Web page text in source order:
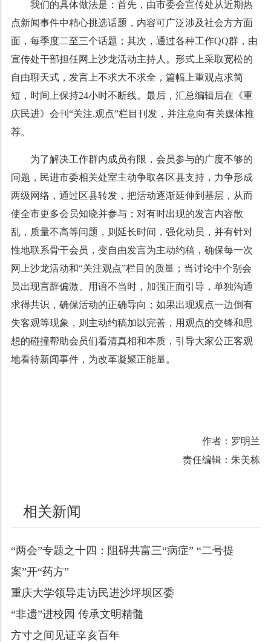
我们的具体做法是：首先，由市委会宣传处从近期热
点新闻事件中精心挑选话题，内容可广泛涉及社会方方面
面，每季度二至三个话题；其次，通过各种工作QQ群，由
宣传处干部担任网上沙龙活动主持人。形式上采取宽松的
自由聊天式，发言上不求大不求全，篇幅上重观点求简
短，时间上保持24小时不断线。最后，汇总编辑后在《重
庆民进》会刊“关注.观点”栏目刊发，并注意向有关媒体推
荐。
为了解决工作群内成员有限，会员参与的广度不够的
问题，民进市委相关处室主动争取各区县支持，力争形成
两级网络，通过区县转发，把活动逐渐延伸到基层，从而
使全市更多会员知晓并参与；对有时出现的发言内容散
乱，质量不高等问题，则延长时间，强化动员，并有针对
性地联系骨干会员，变自由发言为主动约稿，确保每一次
网上沙龙活动和“关注观点”栏目的质量；当讨论中个别会
员出现言辞偏激、用语不当时，加强正面引导，单独沟通
求得共识，确保活动的正确导向；如果出现观点一边倒有
失客观等现象，则主动约稿加以完善，用观点的交锋和思
想的碰撞帮助会员们看清真相和本质，引导大家公正客观
地看待新闻事件，为改革凝聚正能量。
作者：罗明兰
责任编辑：朱美栋
相关新闻
“两会”专题之十四：阻碍共富三“病症” “二号提
案”开“药方”
重庆大学领导走访民进沙坪坝区委
“非遗”进校园 传承文明精髓
方寸之间见证辛亥百年